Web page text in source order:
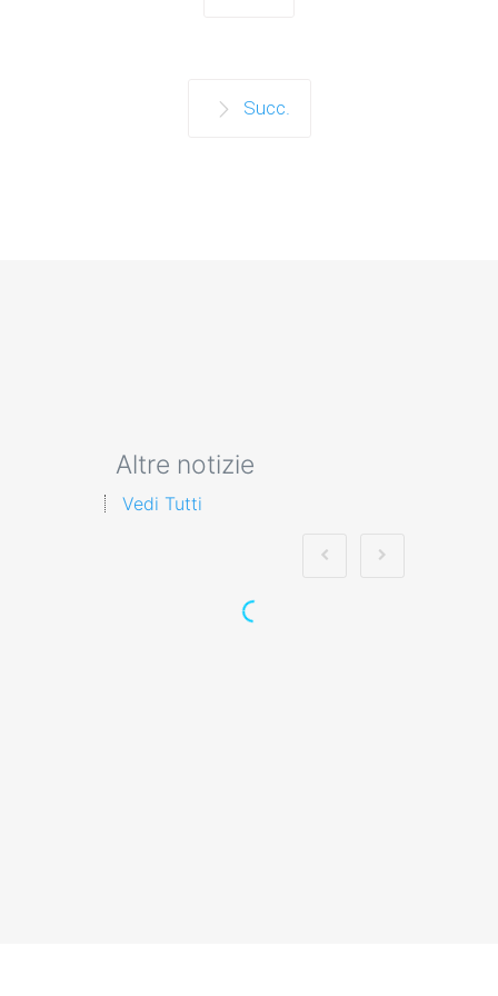
Succ.
Altre notizie
Vedi Tutti